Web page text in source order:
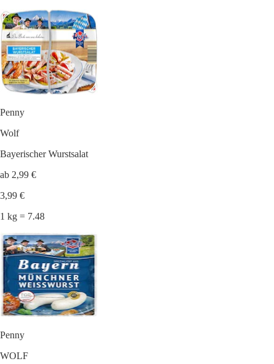
Penny
Wolf
Bayerischer Wurstsalat
ab 2,99 €
3,99 €
1 kg = 7.48
Penny
WOLF